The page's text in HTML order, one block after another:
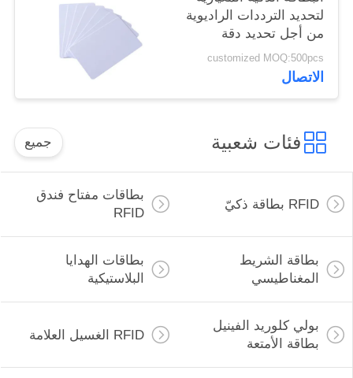
لتحديد الترددات الراديوية
من أجل تحديد دقة
customized MOQ:500pcs
الاتصال
فئات شعبية جميع
RFID بطاقة ذكيّ
بطاقات مفتاح فندق
RFID
بطاقة الشريط
المغناطيسي
بطاقات الهدايا
البلاستيكية
بولي كلوريد الفينيل
بطاقة الأمتعة
RFID الغسيل العلامة